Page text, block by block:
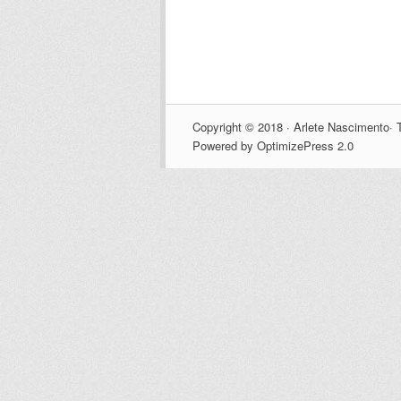
Copyright © 2018 · Arlete Nascimento·
Powered by OptimizePress 2.0